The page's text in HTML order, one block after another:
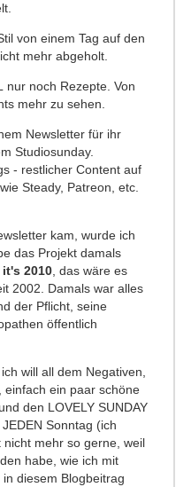
von einem Tag auf den
mehr abgeholt.
nur noch Rezepte. Von
mehr zu sehen.
Newsletter für ihr
Studiosunday.
- restlicher Content auf
Steady, Patreon, etc.
kam, wurde ich
das Projekt damals
2010 , das wäre es
2002. Damals war alles
der Pflicht, seine
öffentlich
will all dem Negativen,
einfach ein paar schöne
den LOVELY SUNDAY
Sonntag (ich
mehr so gerne, weil
habe, wie ich mit
diesem Blogbeitrag